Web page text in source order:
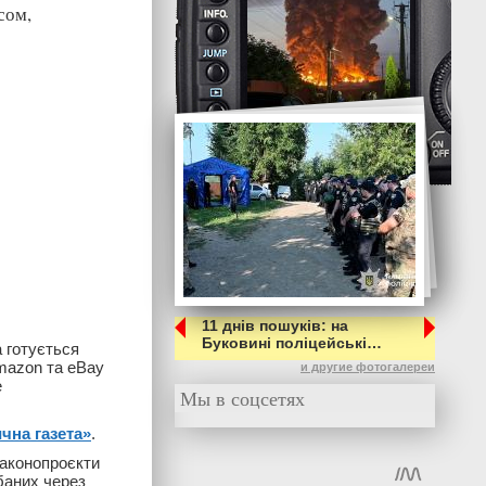
та eBay
газета».
через
11 днів пошуків: на
Буковині поліцейські…
и другие фотогалереи
Мы в соцсетях